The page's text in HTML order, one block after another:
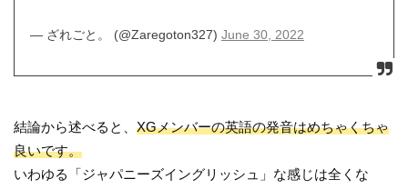
— ざれごと。 (@Zaregoton327) June 30, 2022
結論から述べると、XGメンバーの英語の発音はめちゃくちゃ
良いです。
いわゆる「ジャパニーズイングリッシュ」な感じは全くな